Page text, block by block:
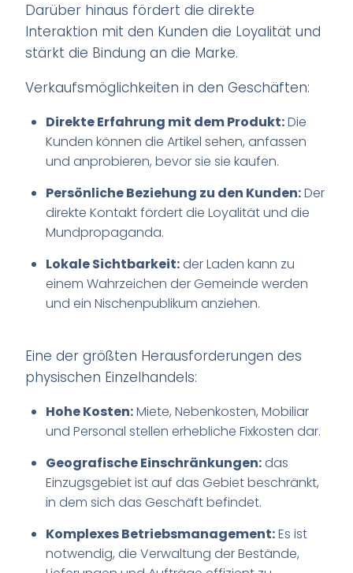
Darüber hinaus fördert die direkte
Interaktion mit den Kunden die Loyalität und
stärkt die Bindung an die Marke.
Verkaufsmöglichkeiten in den Geschäften:
Direkte Erfahrung mit dem Produkt:Die
Kunden können die Artikel sehen, anfassen
und anprobieren, bevor sie sie kaufen.
Persönliche Beziehung zu den Kunden:Der
direkte Kontakt fördert die Loyalität und die
Mundpropaganda.
Lokale Sichtbarkeit:der Laden kann zu
einem Wahrzeichen der Gemeinde werden
und ein Nischenpublikum anziehen.
Eine der größten Herausforderungen des
physischen Einzelhandels:
Hohe Kosten:Miete, Nebenkosten, Mobiliar
und Personal stellen erhebliche Fixkosten dar.
Geografische Einschränkungen:das
Einzugsgebiet ist auf das Gebiet beschränkt,
in dem sich das Geschäft befindet.
Komplexes Betriebsmanagement:Es ist
notwendig, die Verwaltung der Bestände,